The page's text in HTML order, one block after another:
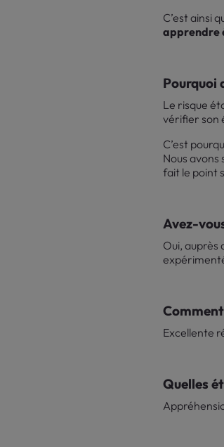
C’est ainsi
apprendre
Pourquoi
Le risque
vérifier son
C’est
Nous
fait le point
Avez-
Oui, auprès
Excellente
Quelles